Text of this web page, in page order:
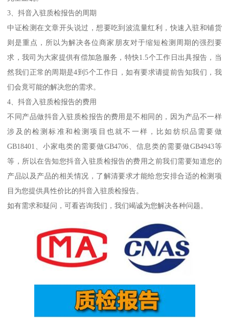
3、抖音入驻质检报告的周期
中证检测在文章开头说过，想要吃到波流量红利，快速入驻和铺货
则是重点，所以为解决各位商家朋友对于缩短检测周期的强烈要
求，我司为大家提供有偿加急服务，特快1.5个工作日出具报告，当
然我们正常的周期是4到5个工作日，如有要求请提前告知我们，我
们会竟可能的解决您的需求。
4、抖音入驻质检报告的费用
不同产品做抖音入驻质检报告的费用是不相同的，因为产品不一样
涉及的检测标准和检测项目也就不一样，比如纺织品需要做
GB18401、小家电类的需要做GB4706、信息类的需要做GB4943等
等，所以在告知您抖音入驻质检报告的费用之前我们需要知道您的
产品以及产品的相关情况，了解清要求才能给您安排合适的检测项
目为您提供具性价比的抖音入驻质检报告。
如有需求和疑问，可看咨询我们，我们竭诚为您解决各种问题。